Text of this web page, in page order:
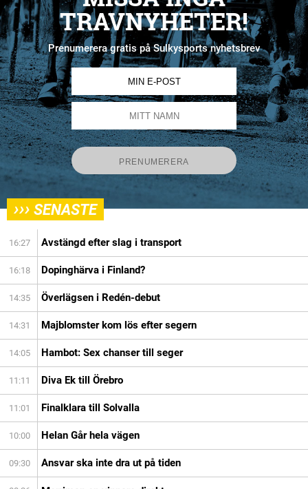
TRAVNYHETER!
Prenumerera gratis på Sulkysports nyhetsbrev
››› SENASTE
16:27 Avstängd efter slag i transport
16:18 Dopinghärva i Finland?
14:35 Överlägsen i Redén-debut
14:31 Majblomster kom lös efter segern
14:05 Hambot: Sex chanser till seger
11:11 Diva Ek till Örebro
11:01 Finalklara till Solvalla
10:00 Helan Går hela vägen
09:30 Ansvar ska inte dra ut på tiden